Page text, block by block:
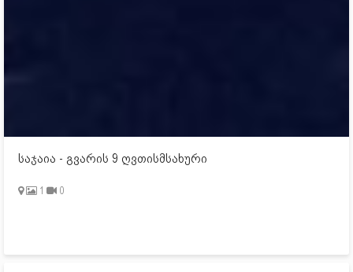
საჯაია - გვარის 9 ღვთისმსახური
1 0